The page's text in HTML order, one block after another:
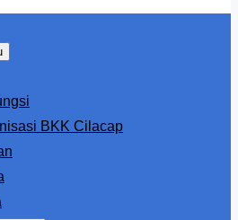
BKK Cilacap